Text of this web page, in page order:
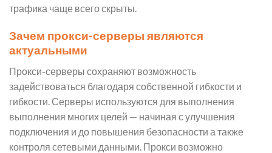
трафика чаще всего скрыты.
Зачем прокси-серверы являются
актуальными
Прокси-серверы сохраняют возможность
задействоваться благодаря собственной гибкости и
гибкости. Серверы используются для выполнения
выполнения многих целей — начиная с улучшения
подключения и до повышения безопасности а также
контроля сетевыми данными. Прокси возможно